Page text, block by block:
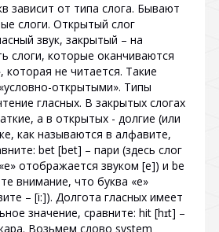
зависит от типа слога. Бывают
слоги. Открытый слог
звук, закрытый – на
слоги, которые оканчиваются
которая не читается. Такие
открытыми». Типы
гласных. В закрытых слогах
а в открытых - долгие (или
как называются в алфавите,
bet [bet] – пари (здесь слог
отображается звуком [e]) и be
внимание, что буква «e»
– [i:]). Долгота гласных имеет
значение, сравните: hit [hɪt] –
Возьмем слово system